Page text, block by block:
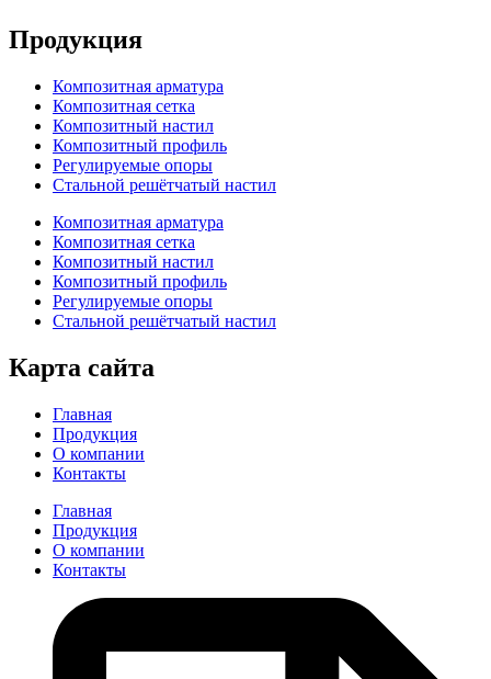
Продукция
Композитная арматура
Композитная сетка
Композитный настил
Композитный профиль
Регулируемые опоры
Стальной решётчатый настил
Композитная арматура
Композитная сетка
Композитный настил
Композитный профиль
Регулируемые опоры
Стальной решётчатый настил
Карта сайта
Главная
Продукция
О компании
Контакты
Главная
Продукция
О компании
Контакты